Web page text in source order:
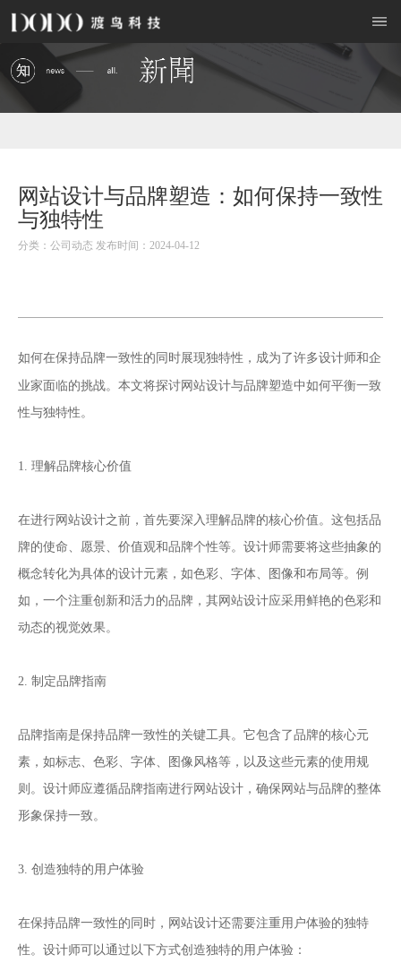
网站设计与品牌塑造：如何保持一致性
与独特性
分类：公司动态 发布时间：2024-04-12
如何在保持品牌一致性的同时展现独特性，成为了许多设计师和企
业家面临的挑战。本文将探讨网站设计与品牌塑造中如何平衡一致
性与独特性。
1. 理解品牌核心价值
在进行网站设计之前，首先要深入理解品牌的核心价值。这包括品
牌的使命、愿景、价值观和品牌个性等。设计师需要将这些抽象的
概念转化为具体的设计元素，如色彩、字体、图像和布局等。例
如，一个注重创新和活力的品牌，其网站设计应采用鲜艳的色彩和
动态的视觉效果。
2. 制定品牌指南
品牌指南是保持品牌一致性的关键工具。它包含了品牌的核心元
素，如标志、色彩、字体、图像风格等，以及这些元素的使用规
则。设计师应遵循品牌指南进行网站设计，确保网站与品牌的整体
形象保持一致。
3. 创造独特的用户体验
在保持品牌一致性的同时，网站设计还需要注重用户体验的独特
性。设计师可以通过以下方式创造独特的用户体验：